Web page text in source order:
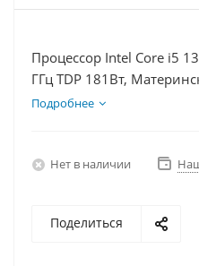
Процессор Intel Core i5
ГГц TDP 181Вт,
E, Видеокарта RTX
Подробнее
Нет в наличии
Поделиться